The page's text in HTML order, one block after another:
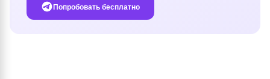
Попробовать бесплатно